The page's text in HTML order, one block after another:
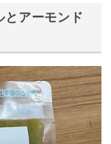
とアーモンド